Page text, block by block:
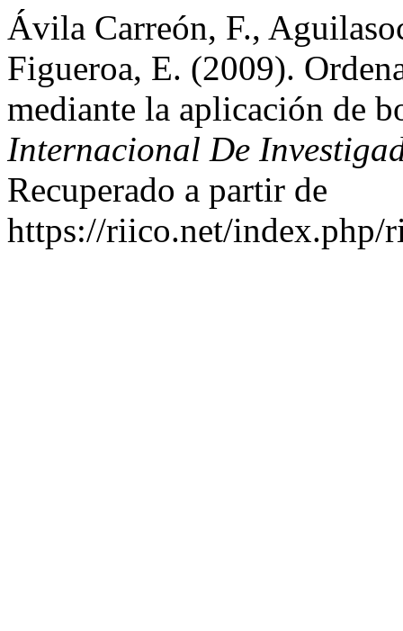
Ávila Carreón, F.,
Figueroa, E. (2009).
mediante la aplicación de
Internacional De
Recuperado a partir de
https://riico.net/index.php/